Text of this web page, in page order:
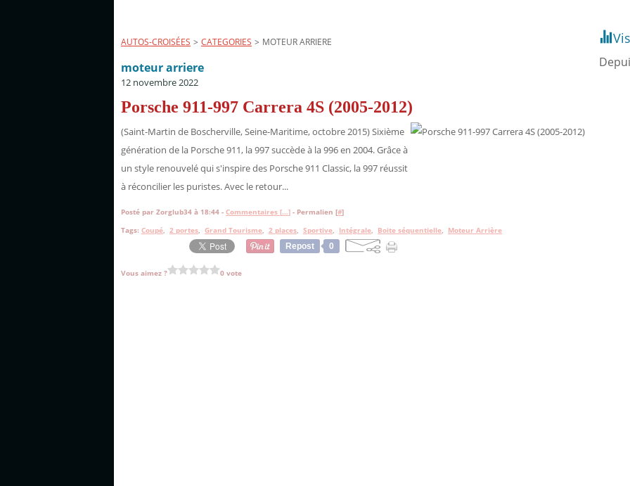
AUTOS-CROISÉES > CATEGORIES > MOTEUR ARRIERE
moteur arriere
12 novembre 2022
Porsche 911-997 Carrera 4S (2005-2012)
(Saint-Martin de Boscherville, Seine-Maritime, octobre 2015) Sixième
génération de la Porsche 911, la 997 succède à la 996 en 2004. Grâce à
un style renouvelé qui s'inspire des Porsche 911 Classic, la 997 réussit
à réconcilier les puristes. Avec le retour...
Posté par Zorglub34 à 18:44 - Commentaires […] - Permalien [#]
Tags: Coupé, 2 portes, Grand Tourisme, 2 places, Sportive, Intégrale, Boite séquentielle, Moteur Arrière
Repost
0
Vous aimez ? 0 vote